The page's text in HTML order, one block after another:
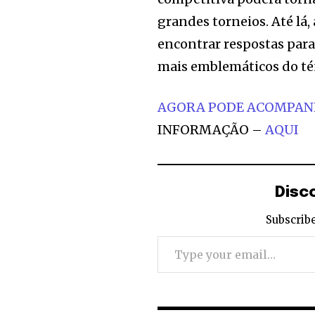
grandes torneios. Até
encontrar respostas
mais emblemáticos do
AGORA PODE
INFORMAÇÃO – AQUI
Type your email…